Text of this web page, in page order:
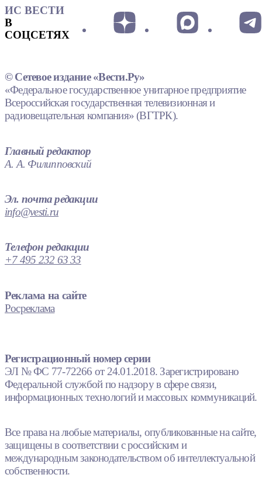
ИС ВЕСТИ
В
СОЦСЕТЯХ
© Сетевое издание «Вести.Ру»
«Федеральное государственное унитарное предприятие
Всероссийская государственная телевизионная и
радиовещательная компания» (ВГТРК).
Главный редактор
А. А. Филипповский
Эл. почта редакции
info@vesti.ru
Телефон редакции
+7 495 232 63 33
Реклама на сайте
Росреклама
Регистрационный номер серии
ЭЛ № ФС 77-72266 от 24.01.2018. Зарегистрировано
Федеральной службой по надзору в сфере связи,
информационных технологий и массовых коммуникаций.
Все права на любые материалы, опубликованные на сайте,
защищены в соответствии с российским и
международным законодательством об интеллектуальной
собственности.